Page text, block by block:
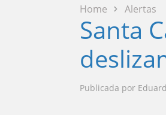
Home Alertas
Santa
Publicada por